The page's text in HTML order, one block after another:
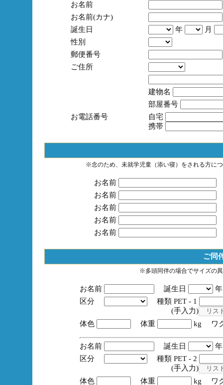
お名前
お名前(カナ)
誕生日
年
月
性別
郵便番号
ご住所
建物名
部屋番号
お電話番号
自宅
携帯
※念のため、未就学児童（添い寝）をされる方に
お名前
お名前
お名前
お名前
お名前
ご同
※多頭同伴の場合でサイズの
お名前 誕生日
区分
種類 PET - 1
(手入力)
体色
体重 kg ワ
お名前 誕生日
区分
種類 PET - 2
(手入力)
体色
体重 kg ワ